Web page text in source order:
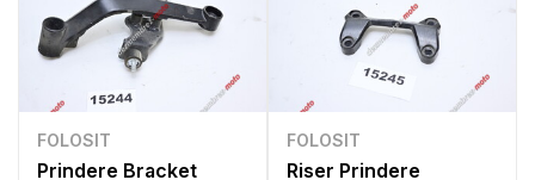
FOLOSIT
Prindere Bracket
FOLOSIT
Riser Prindere